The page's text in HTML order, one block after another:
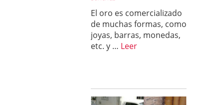
El oro es comercializado
de muchas formas, como
joyas, barras, monedas,
etc. y … Leer